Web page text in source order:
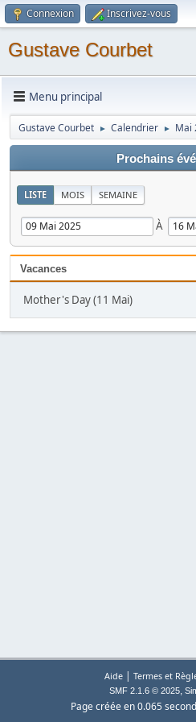
Connexion Inscrivez-vous
Gustave Courbet
Menu principal
Gustave Courbet ► Calendrier ► Mai
Prochains
LISTE MOIS SEMAINE
À
Vacances
Mother's Day (11 Mai)
Aide| Termes et
SMF 2.1.6 © 2025,
Page créée en 0.065